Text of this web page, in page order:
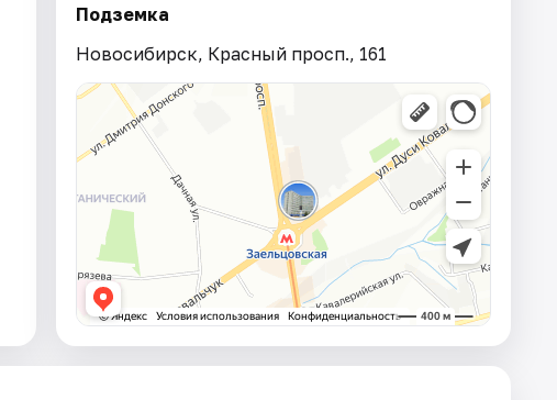
Подземка
Новосибирск, Красный просп., 161